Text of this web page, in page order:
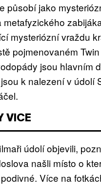
působí jako
metafyzického
mysteriózní vraždu
pojmenovaném
jsou hlavním
k nalezení v údolí
VICE
údolí objevili,
našli místo o
Více na